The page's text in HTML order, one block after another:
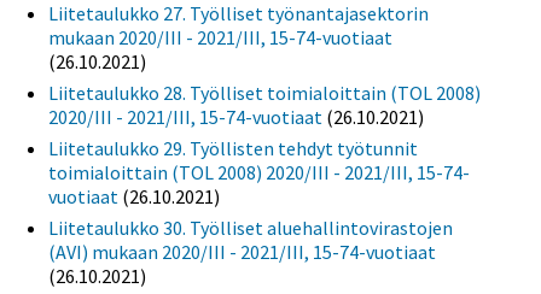
Liitetaulukko 27. Työlliset työnantajasektorin
mukaan 2020/III - 2021/III, 15-74-vuotiaat
(26.10.2021)
Liitetaulukko 28. Työlliset toimialoittain (TOL 2008)
2020/III - 2021/III, 15-74-vuotiaat (26.10.2021)
Liitetaulukko 29. Työllisten tehdyt työtunnit
toimialoittain (TOL 2008) 2020/III - 2021/III, 15-74-
vuotiaat (26.10.2021)
Liitetaulukko 30. Työlliset aluehallintovirastojen
(AVI) mukaan 2020/III - 2021/III, 15-74-vuotiaat
(26.10.2021)